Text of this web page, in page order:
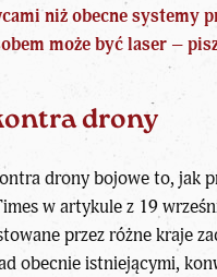
niż obecne systemy
może być laser –
drony
drony bojowe to, jak
w artykule z 19
przez różne kraje
obecnie istniejącymi,